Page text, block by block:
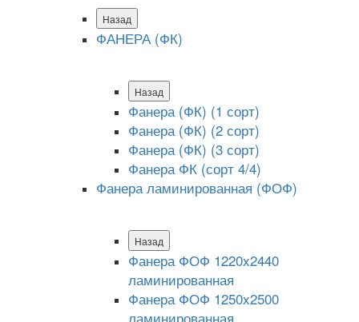
Назад
ФАНЕРА (ФК)
Назад
Фанера (ФК) (1 сорт)
Фанера (ФК) (2 сорт)
Фанера (ФК) (3 сорт)
Фанера ФК (сорт 4/4)
Фанера ламинированная (ФОФ)
Назад
Фанера ФОФ 1220x2440
ламинированная
Фанера ФОФ 1250x2500
ламинированная